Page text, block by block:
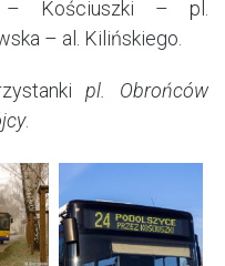
– Kościuszki – pl.
– al. Kilińskiego.
pl. Obrońców
.